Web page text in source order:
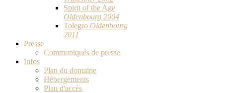
Spirit of the Age
Oldenbourg 2004
Tolegro Oldenbourg
2011
Presse
Communiqués de presse
Infos
Plan du domaine
Hébergements
Plan d'accès